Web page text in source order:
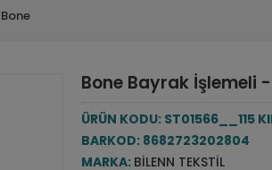
Bone Bayrak İşlemeli -
ÜRÜN KODU: ST01566__115
BARKOD: 8682723202804
MARKA: BILENN TEKSTIL